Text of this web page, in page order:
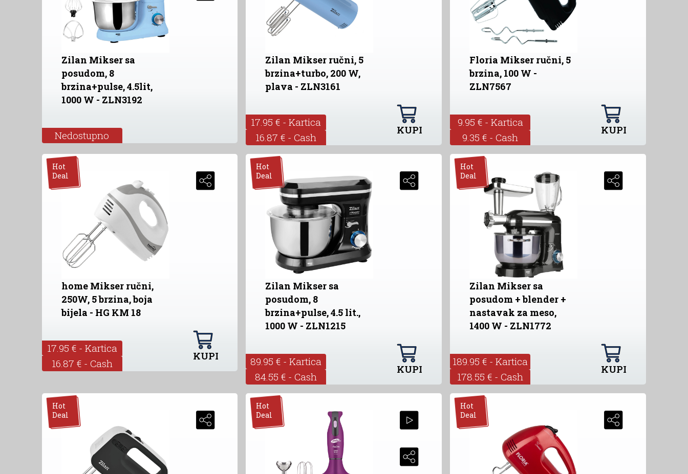
Zilan Mikser sa
posudom, 8
brzina+pulse, 4.5lit,
1000 W - ZLN3192
Nedostupno
Zilan Mikser ručni, 5
brzina+turbo, 200 W,
plava - ZLN3161
17.95 € - Kartica
16.87 € - Cash
KUPI
Floria Mikser ručni, 5
brzina, 100 W -
ZLN7567
9.95 € - Kartica
9.35 € - Cash
KUPI
Hot
Deal
home Mikser ručni,
250W, 5 brzina, boja
bijela - HG KM 18
17.95 € - Kartica
16.87 € - Cash
KUPI
Hot
Deal
Zilan Mikser sa
posudom, 8
brzina+pulse, 4.5 lit.,
1000 W - ZLN1215
89.95 € - Kartica
84.55 € - Cash
KUPI
Hot
Deal
Zilan Mikser sa
posudom + blender +
nastavak za meso,
1400 W - ZLN1772
189.95 € - Kartica
178.55 € - Cash
KUPI
Hot
Deal
Hot
Deal
Hot
Deal